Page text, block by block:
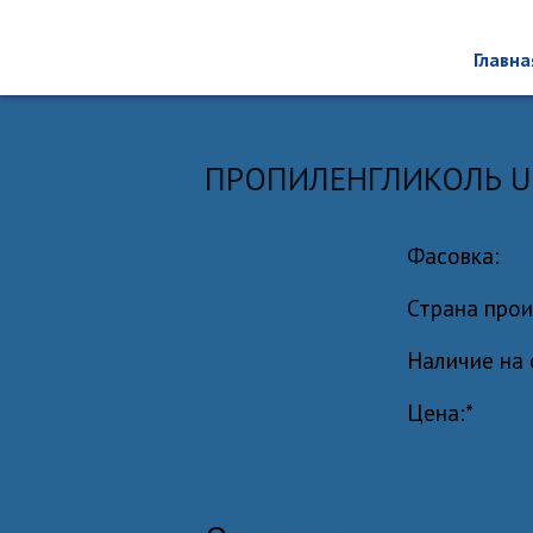
ПРОПИЛЕНГЛИКОЛЬ
Фасовка:
Страна
Наличие на
Цена:*